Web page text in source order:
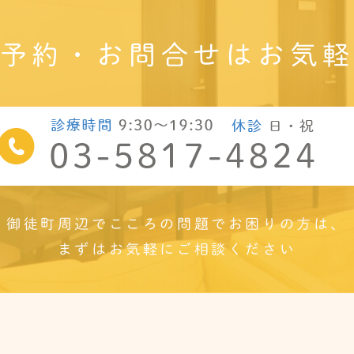
約・お問合せは お気
御徒町周辺で こころの問題でお困りの方は、
まずはお気軽にご相談ください